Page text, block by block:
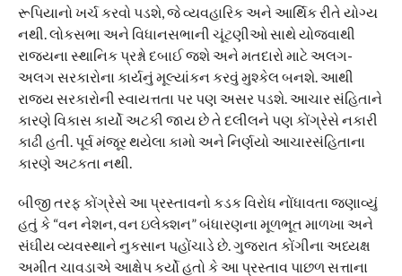
રૂપિયાનો ખર્ચ કરવો પડશે, જે વ્યવહારિક અને આર્થિક રીતે યોગ્ય
નથી. લોકસભા અને વિધાનસભાની ચૂંટણીઓ સાથે યોજવાથી
રાજ્યના સ્થાનિક પ્રશ્નો દબાઈ જશે અને મતદારો માટે અલગ-
અલગ સરકારોના કાર્યનું મૂલ્યાંકન કરવું મુશ્કેલ બનશે. આથી
રાજ્ય સરકારોની સ્વાયત્તતા પર પણ અસર પડશે. આચાર સંહિતાને
કારણે વિકાસ કાર્યો અટકી જાય છે તે દલીલને પણ કોંગ્રેસે નકારી
કાઢી હતી. પૂર્વ મંજૂર થયેલા કામો અને નિર્ણયો આચારસંહિતાના
કારણે અટકતા નથી.
બીજી તરફ કોંગ્રેસે આ પ્રસ્તાવનો કડક વિરોધ નોંધાવતા જણાવ્યું
હતું કે “વન નેશન, વન ઇલેક્શન” બંધારણના મૂળભૂત માળખા અને
સંઘીય વ્યવસ્થાને નુકસાન પહોંચાડે છે. ગુજરાત કોંગીના અધ્યક્ષ
અમીત ચાવડાએ આક્ષેપ કર્યો હતો કે આ પ્રસ્તાવ પાછળ સત્તાના